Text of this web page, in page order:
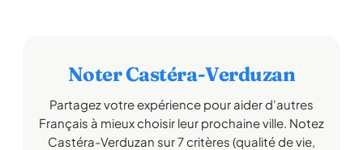
Noter Castéra-Verduzan
Partagez votre expérience pour aider d'autres
Français à mieux choisir leur prochaine ville. Notez
Castéra-Verduzan sur 7 critères (qualité de vie,